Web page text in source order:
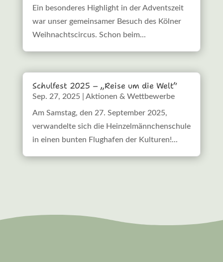
Ein besonderes Highlight in der Adventszeit
war unser gemeinsamer Besuch des Kölner
Weihnachtscircus. Schon beim...
Schulfest 2025 – „Reise um die Welt“
Sep. 27, 2025| Aktionen & Wettbewerbe
Am Samstag, den 27. September 2025,
verwandelte sich die Heinzelmännchenschule
in einen bunten Flughafen der Kulturen!...